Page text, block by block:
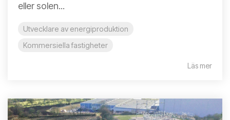
eller solen...
Utvecklare av energiproduktion
Kommersiella fastigheter
Läs mer